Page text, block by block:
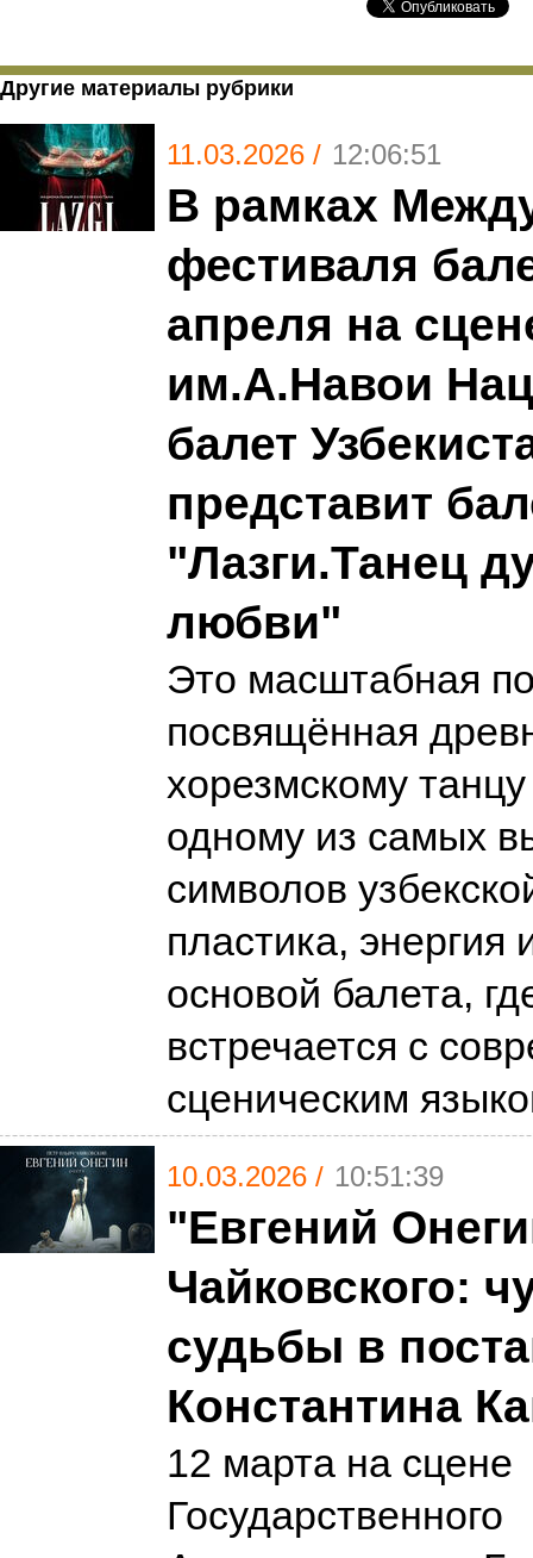
Другие материалы рубрики
11.03.2026 / 12:06:51
В рамках
фестиваля
апреля на
им.А.Навои
балет
представит
"Лазги.Танец
любви"
Это масштабная
посвящённая
хорезмскому
одному из самых
символов
пластика, энергия
основой балета,
встречается с
сценическим
10.03.2026 / 10:51:39
"Евгений
Чайковского:
судьбы в
Константина
12 марта на сцене
Государственного